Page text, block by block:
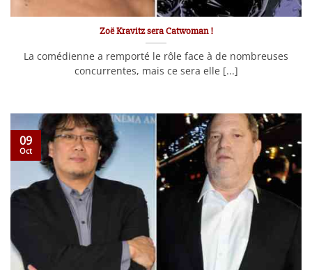
Zoë Kravitz sera Catwoman !
La comédienne a remporté le rôle face à de nombreuses
concurrentes, mais ce sera elle [...]
09
Oct